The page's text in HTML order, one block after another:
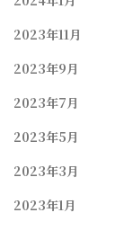
2023年11月
2023年9月
2023年7月
2023年5月
2023年3月
2023年1月